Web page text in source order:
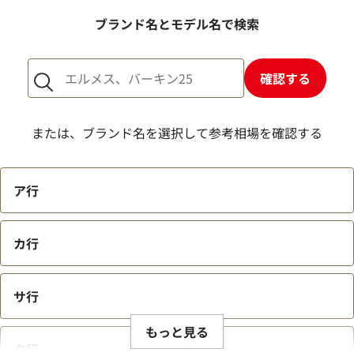
1点からでも査定できますか？
ブランド名とモデル名で検索
確認する
または、ブランド名を選択して参考相場を確認する
ア行
カ行
サ行
タ行
もっと見る